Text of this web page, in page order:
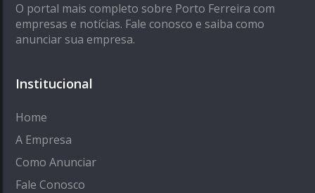
O portal mais completo sobre Porto Ferreira com
empresas e notícias. Fale conosco e saiba como
anunciar sua empresa.
Institucional
Home
A Empresa
Como Anunciar
Fale Conosco